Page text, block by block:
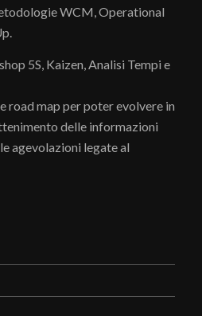
WCM, Operational
5S, Kaizen, Analisi Tempi e
road map per poter evolvere in
delle informazioni
agevolazioni legate al